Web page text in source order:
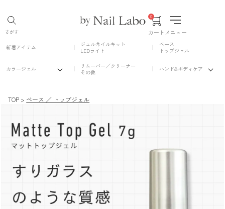
さがす カート
0
メニュー
新着アイテム
ジェルネイルキット
LEDライト
ベース
トップジェル
カラージェル
リムーバー／クリーナー
その他
ハンド&ボディケア
TOP ベース ／ トップジェル